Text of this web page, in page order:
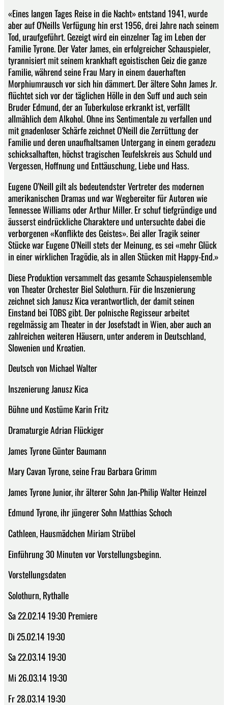
«Eines langen Tages Reise in die Nacht» entstand 1941, wurde
aber auf O'Neills Verfügung hin erst 1956, drei Jahre nach seinem
Tod, uraufgeführt. Gezeigt wird ein einzelner Tag im Leben der
Familie Tyrone. Der Vater James, ein erfolgreicher Schauspieler,
tyrannisiert mit seinem krankhaft egoistischen Geiz die ganze
Familie, während seine Frau Mary in einem dauerhaften
Morphiumrausch vor sich hin dämmert. Der ältere Sohn James Jr.
flüchtet sich vor der täglichen Hölle in den Suff und auch sein
Bruder Edmund, der an Tuberkulose erkrankt ist, verfällt
allmählich dem Alkohol. Ohne ins Sentimentale zu verfallen und
mit gnadenloser Schärfe zeichnet O’Neill die Zerrüttung der
Familie und deren unaufhaltsamen Untergang in einem geradezu
schicksalhaften, höchst tragischen Teufelskreis aus Schuld und
Vergessen, Hoffnung und Enttäuschung, Liebe und Hass.
Eugene O’Neill gilt als bedeutendster Vertreter des modernen
amerikanischen Dramas und war Wegbereiter für Autoren wie
Tennessee Williams oder Arthur Miller. Er schuf tiefgründige und
äusserst eindrückliche Charaktere und untersuchte dabei die
verborgenen «Konflikte des Geistes». Bei aller Tragik seiner
Stücke war Eugene O’Neill stets der Meinung, es sei «mehr Glück
in einer wirklichen Tragödie, als in allen Stücken mit Happy-End.»
Diese Produktion versammelt das gesamte Schauspielensemble
von Theater Orchester Biel Solothurn. Für die Inszenierung
zeichnet sich Janusz Kica verantwortlich, der damit seinen
Einstand bei TOBS gibt. Der polnische Regisseur arbeitet
regelmässig am Theater in der Josefstadt in Wien, aber auch an
zahlreichen weiteren Häusern, unter anderem in Deutschland,
Slowenien und Kroatien.
Deutsch von Michael Walter
Inszenierung Janusz Kica
Bühne und Kostüme Karin Fritz
Dramaturgie Adrian Flückiger
James Tyrone Günter Baumann
Mary Cavan Tyrone, seine Frau Barbara Grimm
James Tyrone Junior, ihr älterer Sohn Jan-Philip Walter Heinzel
Edmund Tyrone, ihr jüngerer Sohn Matthias Schoch
Cathleen, Hausmädchen Miriam Strübel
Einführung 30 Minuten vor Vorstellungsbeginn.
Vorstellungsdaten
Solothurn, Rythalle
Sa 22.02.14 19:30 Premiere
Di 25.02.14 19:30
Sa 22.03.14 19:30
Mi 26.03.14 19:30
Fr 28.03.14 19:30